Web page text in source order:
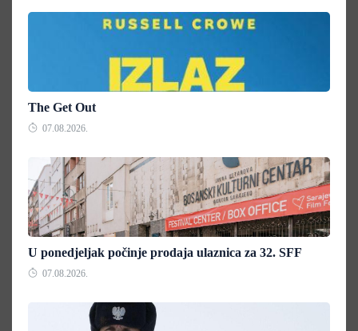
The Get Out
07.08.2026.
U ponedjeljak počinje prodaja ulaznica za 32. SFF
07.08.2026.